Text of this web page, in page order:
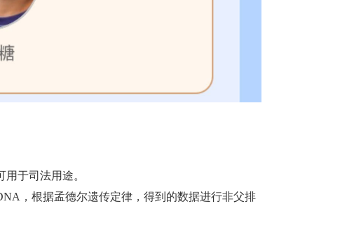
于司法用途。
，根据孟德尔遗传定律，得到的数据进行非父排